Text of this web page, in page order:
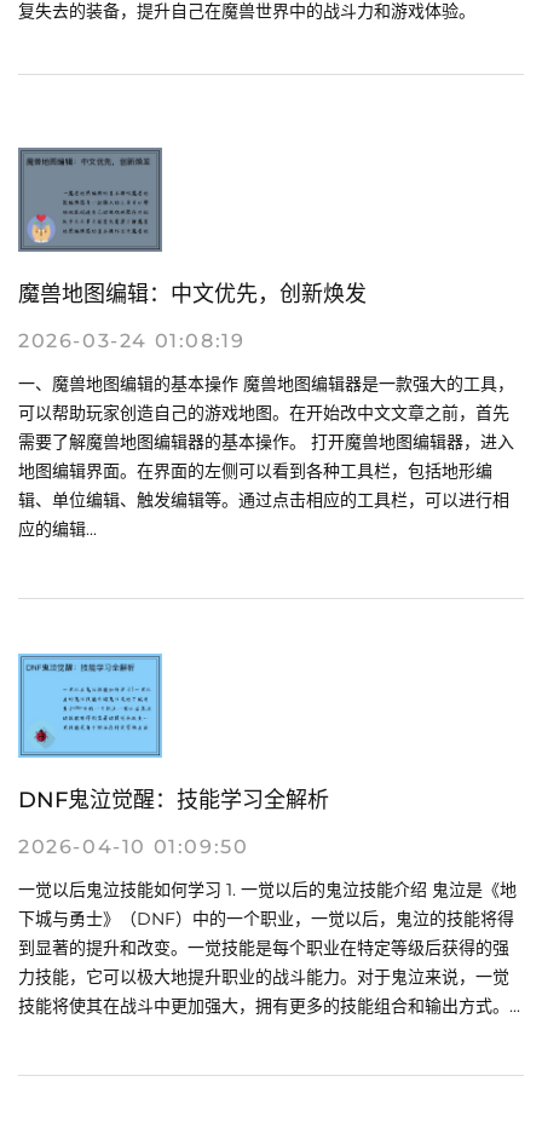
复失去的装备，提升自己在魔兽世界中的战斗力和游戏体验。
魔兽地图编辑：中文优先，创新焕发
2026-03-24 01:08:19
一、魔兽地图编辑的基本操作 魔兽地图编辑器是一款强大的工具，
可以帮助玩家创造自己的游戏地图。在开始改中文文章之前，首先
需要了解魔兽地图编辑器的基本操作。 打开魔兽地图编辑器，进入
地图编辑界面。在界面的左侧可以看到各种工具栏，包括地形编
辑、单位编辑、触发编辑等。通过点击相应的工具栏，可以进行相
应的编辑...
DNF鬼泣觉醒：技能学习全解析
2026-04-10 01:09:50
一觉以后鬼泣技能如何学习 1. 一觉以后的鬼泣技能介绍 鬼泣是《地
下城与勇士》（DNF）中的一个职业，一觉以后，鬼泣的技能将得
到显著的提升和改变。一觉技能是每个职业在特定等级后获得的强
力技能，它可以极大地提升职业的战斗能力。对于鬼泣来说，一觉
技能将使其在战斗中更加强大，拥有更多的技能组合和输出方式。...